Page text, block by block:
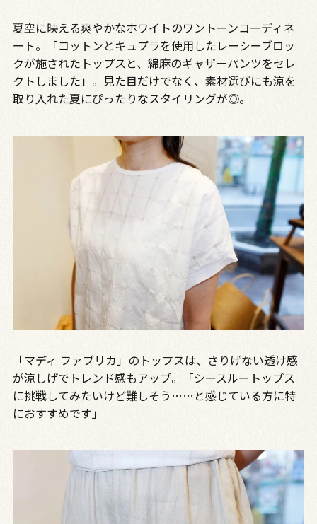
夏空に映える爽やかなホワイトのワントーンコーディネ
ート。「コットンとキュプラを使用したレーシーブロッ
クが施されたトップスと、綿麻のギャザーパンツをセレ
クトしました」。見た目だけでなく、素材選びにも涼を
取り入れた夏にぴったりなスタイリングが◎。
「マディ ファブリカ」のトップスは、さりげない透け感
が涼しげでトレンド感もアップ。「シースルートップス
に挑戦してみたいけど難しそう……と感じている方に特
におすすめです」